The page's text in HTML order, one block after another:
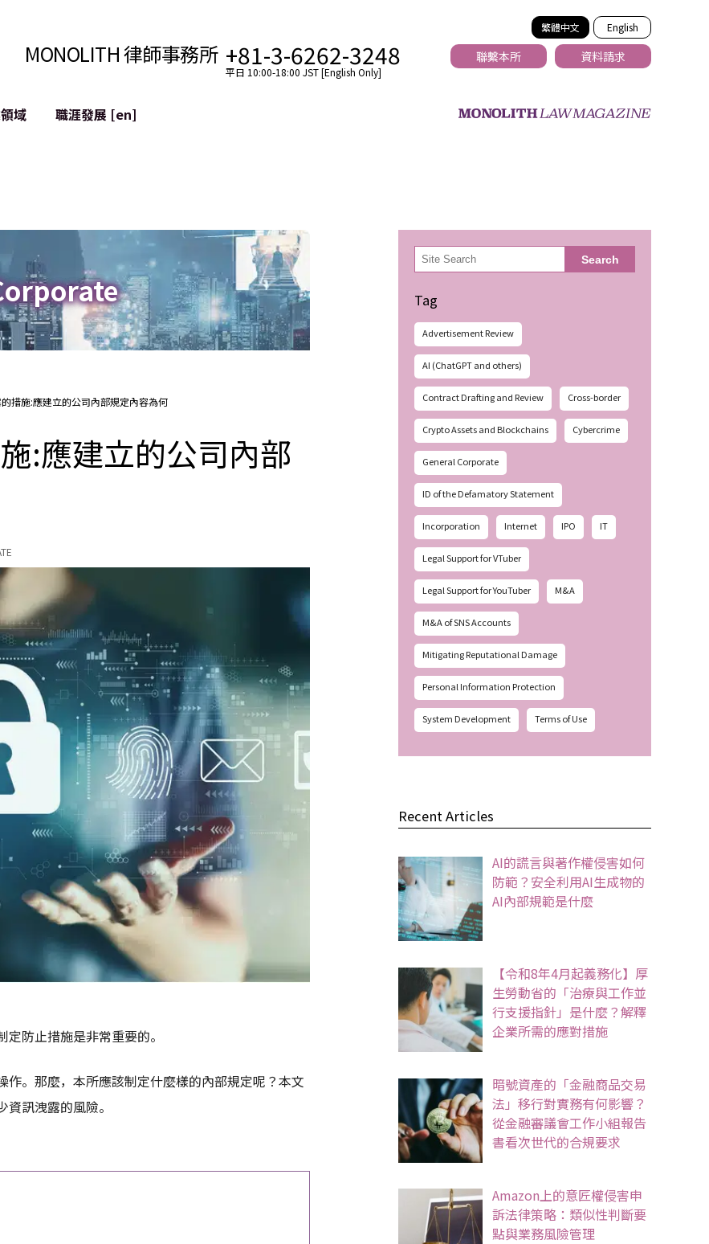
繁體中文 English
MONOLITH 律師事務所 +81-3-6262-3248
平日 10:00-18:00 JST [English Only]
聯繫本所 資料請求
域
緩解聲譽損害
職涯發展 [en]
措施:應建立的公司內部規定內容為何
:應建立的公司內部
防止措施是非常重要的。
。那麼，本所應該制定什麼樣的內部規定呢？本文
訊洩露的風險。
検
索 Search
Tag
Advertisement Review
AI (ChatGPT and others)
Contract Drafting and Review Cross-border
Crypto Assets and Blockchains Cybercrime
General Corporate
ID of the Defamatory Statement
Incorporation Internet IPO IT
Legal Support for VTuber
Legal Support for YouTuber M&A
M&A of SNS Accounts
Mitigating Reputational Damage
Personal Information Protection
System Development Terms of Use
Recent Articles
AI的謊言與著作權侵害如何
防範？安全利用AI生成物的
AI內部規範是什麼
【令和8年4月起義務化】厚
生勞動省的「治療與工作並
行支援指針」是什麼？解釋
企業所需的應對措施
暗號資產的「金融商品交易
法」移行對實務有何影響？
從金融審議會工作小組報告
書看次世代的合規要求
Amazon上的意匠權侵害申
訴法律策略：類似性判斷要
點與業務風險管理